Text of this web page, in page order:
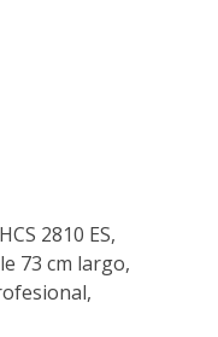
2810 ES,
73 cm largo,